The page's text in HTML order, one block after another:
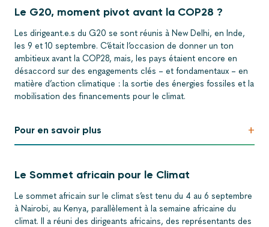
Le G20, moment pivot avant la COP28 ?
Les dirigeant.e.s du G20 se sont réunis à New Delhi, en Inde,
les 9 et 10 septembre. C’était l’occasion de donner un ton
ambitieux avant la COP28, mais, les pays étaient encore en
désaccord sur des engagements clés – et fondamentaux – en
matière d’action climatique : la sortie des énergies fossiles et la
mobilisation des financements pour le climat.
Pour en savoir plus +
Le Sommet africain pour le Climat
Le sommet africain sur le climat s’est tenu du 4 au 6 septembre
à Nairobi, au Kenya, parallèlement à la semaine africaine du
climat. Il a réuni des dirigeants africains, des représentants des